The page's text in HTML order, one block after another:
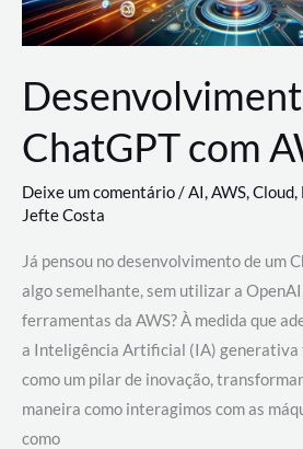
e
Azure
ChatGPT com
Deixe um comentário/AI,AWS,Cloud,
Jefte Costa
Já pensou no desenvolvimento de um
algo semelhante, sem utilizar a
ferramentas da AWS? À medida que
a Inteligência Artificial (IA) generativa
como um pilar de inovação,
maneira como interagimos com as
como